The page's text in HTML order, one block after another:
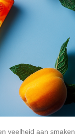
veelheid aan smaken,